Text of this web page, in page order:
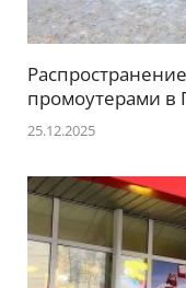
промоутерами
25.12.2025